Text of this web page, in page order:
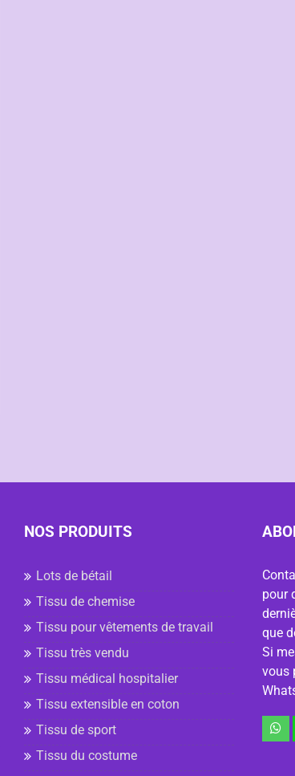
NOS PRODUITS
Lots de bétail
Tissu de chemise
Tissu pour vêtements de travail
Tissu très vendu
Tissu médical hospitalier
Tissu extensible en coton
Tissu de sport
Tissu du costume
pour
que
Si
vous